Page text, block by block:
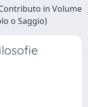
in Volume
o Saggio)